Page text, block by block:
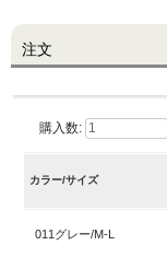
注文
購入数:
カラー/サイズ
011グレー/M-L